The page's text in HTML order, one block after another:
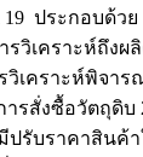
19 ประกอบด้ว
รวิเคราะห์ถึง
วิเคราะห์พิจา
รสั่งซื้อวัตถุดิบ
ปรับราคาสินค้